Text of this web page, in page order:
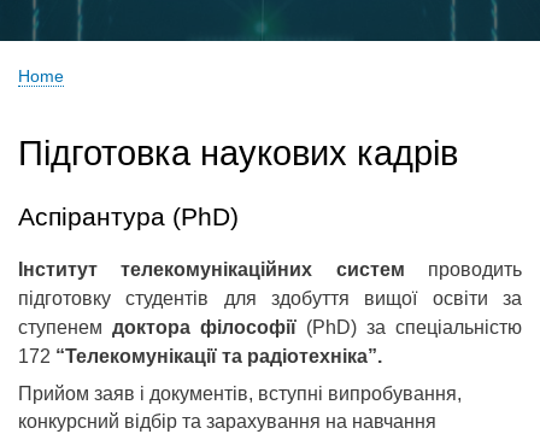
Home
Підготовка наукових кадрів
Аспірантура (PhD)
Інститут телекомунікаційних систем проводить
підготовку студентів для здобуття вищої освіти за
ступенем доктора філософії (PhD) за спеціальністю
172 “Телекомунікації та радіотехніка”.
Прийом заяв і документів, вступні випробування,
конкурсний відбір та зарахування на навчання